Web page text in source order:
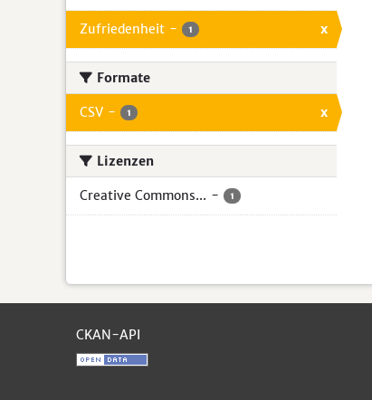
Zufriedenheit - 1 x
Formate
CSV - 1 x
Lizenzen
Creative Commons... - 1
CKAN-API